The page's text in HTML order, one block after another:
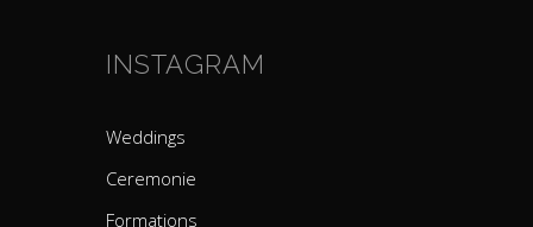
INSTAGRAM
Weddings
Ceremonie
Formations